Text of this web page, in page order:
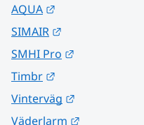
AQUA
SIMAIR
SMHI Pro
Timbr
Vinterväg
Väderlarm